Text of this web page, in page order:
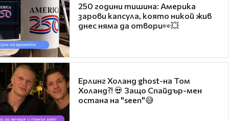
250 години тишина: Америка
зарови капсула, която никой жив
днес няма да отвори👀💥
Ерлинг Холанд ghost-на Том
Холанд?! 💀 Защо Спайдър-мен
остана на "seen"😅